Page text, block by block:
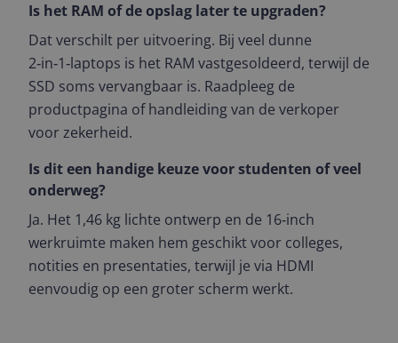
Is het RAM of de opslag later te upgraden?
Dat verschilt per uitvoering. Bij veel dunne
2‑in‑1‑laptops is het RAM vastgesoldeerd, terwijl de
SSD soms vervangbaar is. Raadpleeg de
productpagina of handleiding van de verkoper
voor zekerheid.
Is dit een handige keuze voor studenten of veel
onderweg?
Ja. Het 1,46 kg lichte ontwerp en de 16‑inch
werkruimte maken hem geschikt voor colleges,
notities en presentaties, terwijl je via HDMI
eenvoudig op een groter scherm werkt.